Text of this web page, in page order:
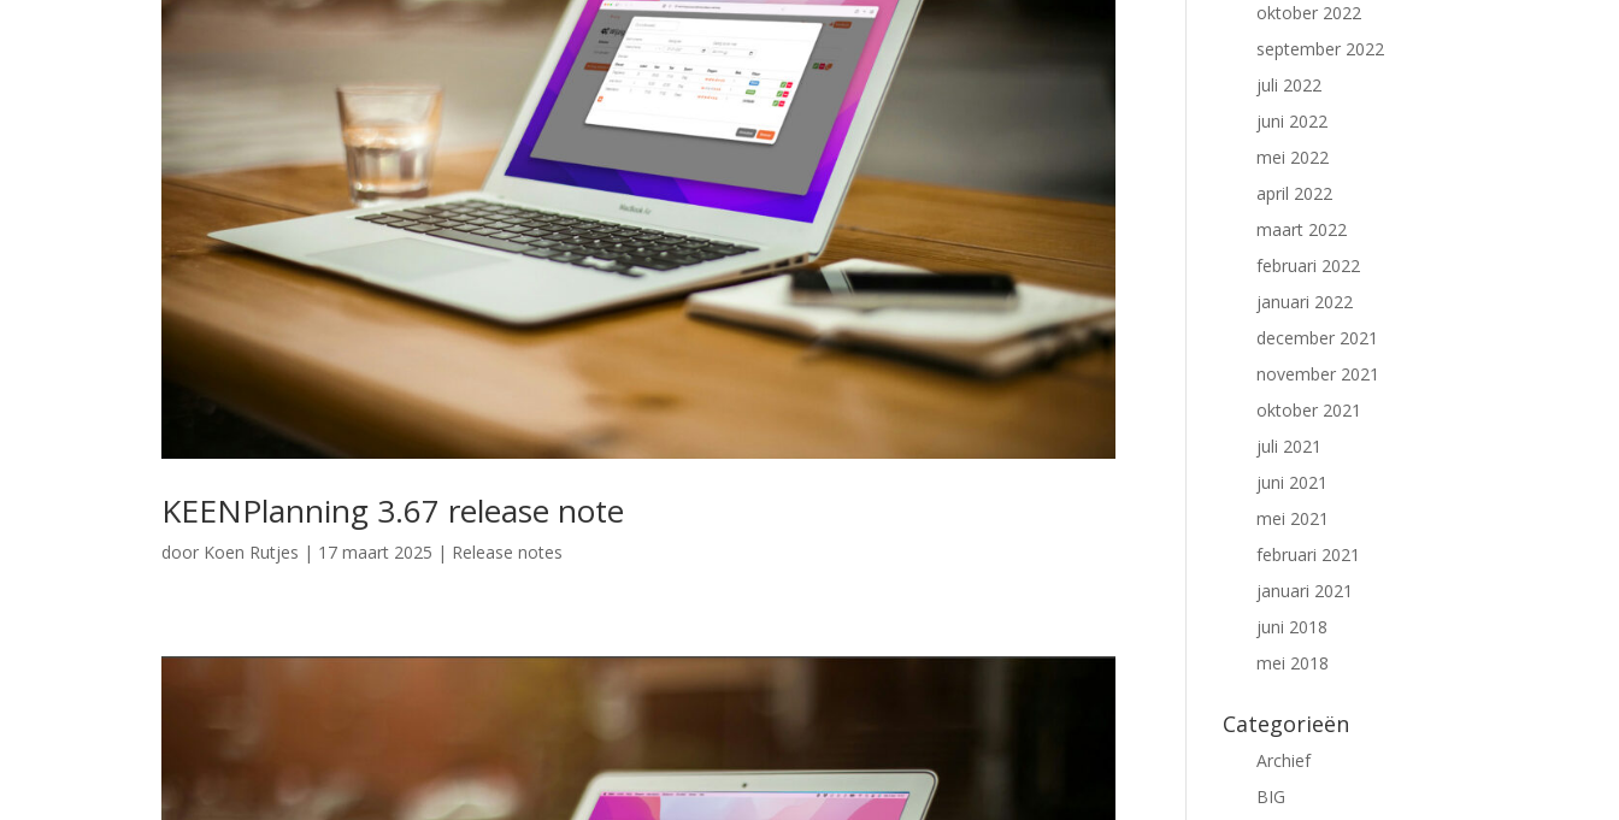
KEENPlanning 3.67 release note
door Koen Rutjes | 17 maart 2025 | Release notes
oktober 2022
september 2022
juli 2022
juni 2022
mei 2022
april 2022
maart 2022
februari 2022
januari 2022
december 2021
november 2021
oktober 2021
juli 2021
juni 2021
mei 2021
februari 2021
januari 2021
juni 2018
mei 2018
Categorieën
Archief
BIG